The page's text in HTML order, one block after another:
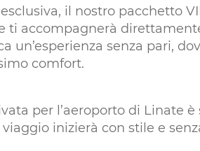
il nostro pacchetto
ti accompagnerà
un’esperienza senza pari,
comfort.
per l’aeroporto di Linate è
inizierà con stile e